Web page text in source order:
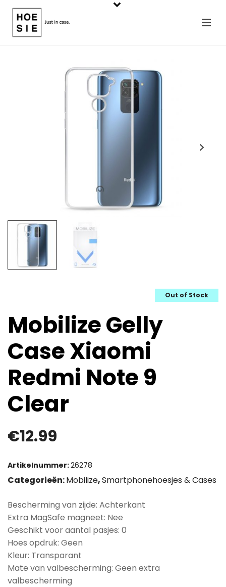
Out of Stock
Mobilize Gelly
Case Xiaomi
Redmi Note 9
Clear
€12.99
Artikelnummer:26278
Categorieën:Mobilize,Smartphonehoesjes & Cases
Bescherming van zijde: Achterkant
Extra MagSafe magneet: Nee
Geschikt voor aantal pasjes: 0
Hoes opdruk: Geen
Kleur: Transparant
Mate van valbescherming: Geen extra
valbescherming